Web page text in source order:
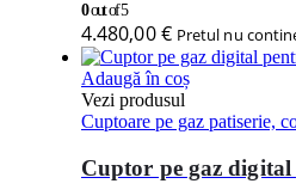
0out of 5
4.480,00€ Pretul nu
Adaugă în coș
Vezi produsul
Cuptoare pe gaz patiserie,
Cuptor pe gaz